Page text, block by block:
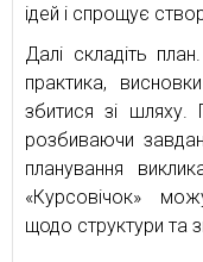
ідей і спрощує
Далі складіть
практика,
збитися зі шляху.
розбиваючи
планування
«Курсовічок»
щодо структури та